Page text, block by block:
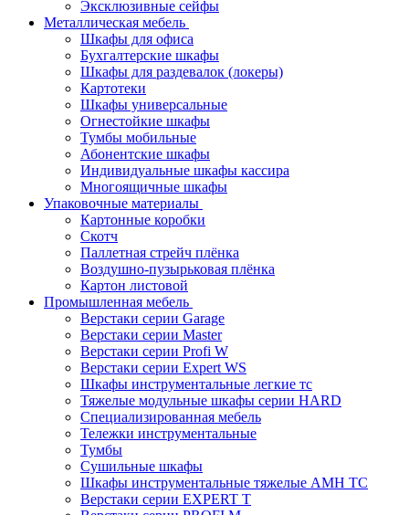
Эксклюзивные сейфы
Металлическая мебель
Шкафы для офиса
Бухгалтерские шкафы
Шкафы для раздевалок (локеры)
Картотеки
Шкафы универсальные
Огнестойкие шкафы
Тумбы мобильные
Абонентские шкафы
Индивидуальные шкафы кассира
Многоящичные шкафы
Упаковочные материалы
Картонные коробки
Скотч
Паллетная стрейч плёнка
Воздушно-пузырьковая плёнка
Картон листовой
Промышленная мебель
Верстаки серии Garage
Верстаки серии Master
Верстаки серии Profi W
Верстаки серии Expert WS
Шкафы инструментальные легкие тс
Тяжелые модульные шкафы серии HARD
Cпециализированная мебель
Тележки инструментальные
Тумбы
Cушильные шкафы
Шкафы инструментальные тяжелые AMH TC
Верстаки серии EXPERT T